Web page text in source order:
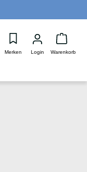
Merken Login Warenkorb